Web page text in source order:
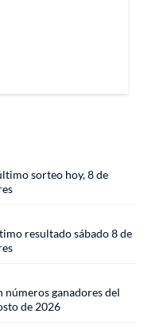
sorteo hoy, 8 de
resultado sábado 8 de
números ganadores del
de 2026